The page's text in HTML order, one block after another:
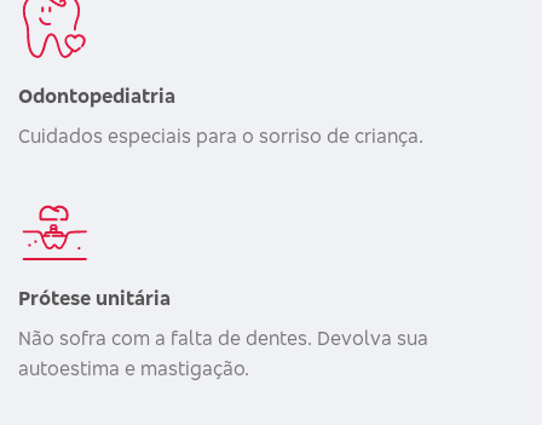
Odontopediatria
Cuidados especiais para o sorriso de criança.
Prótese unitária
Não sofra com a falta de dentes. Devolva sua
autoestima e mastigação.